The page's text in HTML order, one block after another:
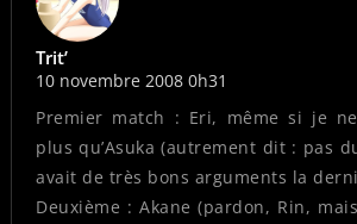
Trit’
10 novembre 2008 0h31
Premier match : Eri, même si je
plus qu’Asuka (autrement dit : pas
avait de très bons arguments la
Deuxième : Akane (pardon, Rin,